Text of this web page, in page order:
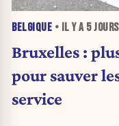
BELGIQUE • IL Y A 5 JOURS
Bruxelles :
pour sauver
service